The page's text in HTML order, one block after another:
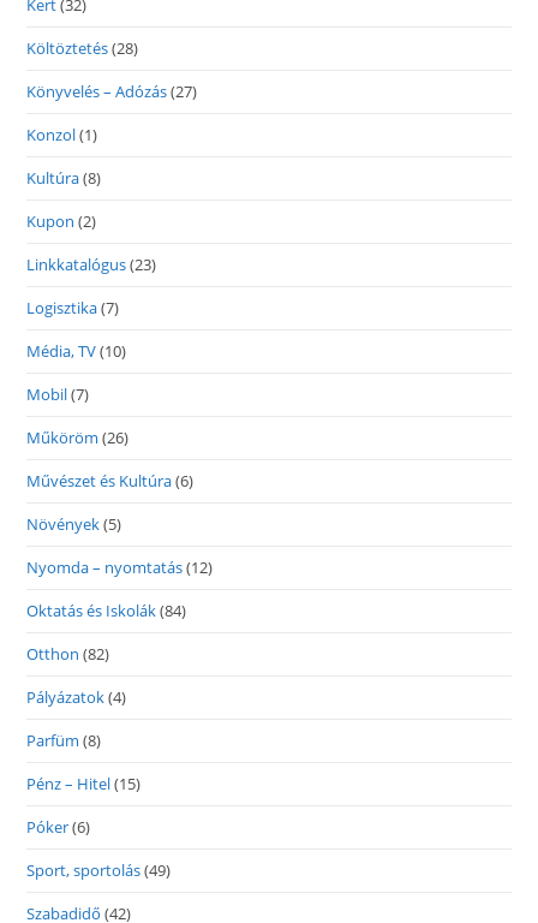
Kert(32)
Költöztetés(28)
Könyvelés – Adózás(27)
Konzol(1)
Kultúra(8)
Kupon (2)
Linkkatalógus(23)
Logisztika(7)
Média, TV(10)
Mobil(7)
Műköröm (26)
Művészet és Kultúra(6)
Növények(5)
Nyomda – nyomtatás(12)
Oktatás és Iskolák(84)
Otthon (82)
Pályázatok(4)
Parfüm (8)
Pénz – Hitel(15)
Póker(6)
Sport, sportolás(49)
Szabadidő (42)